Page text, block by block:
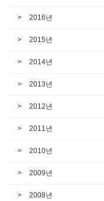
2016년
2015년
2014년
2013년
2012년
2011년
2010년
2009년
2008년